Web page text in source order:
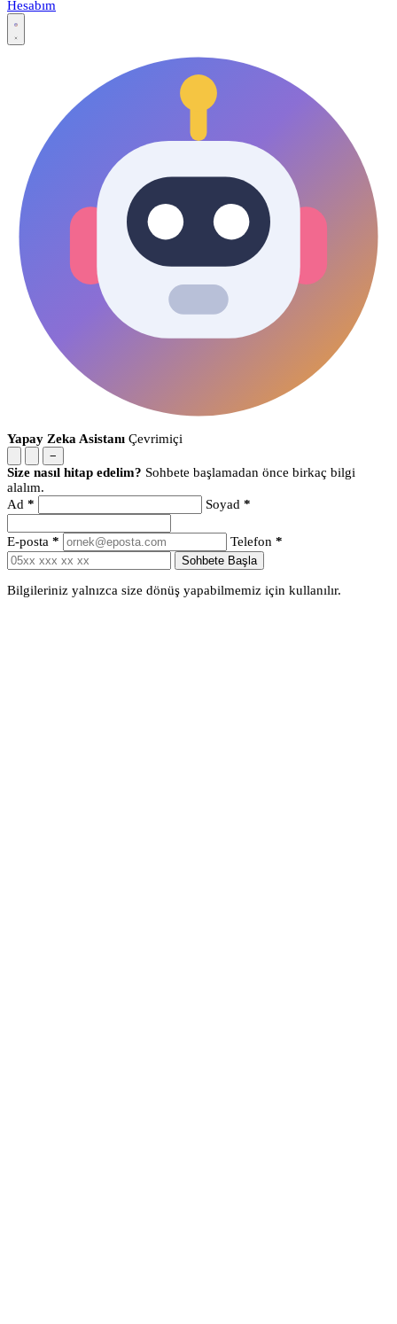
Hesabım
Yapay Zeka Asistanı Çevrimiçi
−
Size nasıl hitap edelim? Sohbete başlamadan önce birkaç bilgi
alalım.
Ad * Soyad *
E-posta * Telefon *
Sohbete Başla
Bilgileriniz yalnızca size dönüş yapabilmemiz için kullanılır.